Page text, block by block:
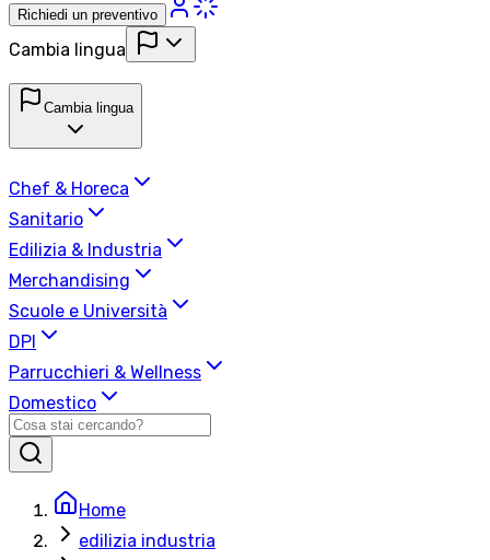
Richiedi un preventivo
Cambia lingua
Cambia lingua
Chef & Horeca
Sanitario
Edilizia & Industria
Merchandising
Scuole e Università
DPI
Parrucchieri & Wellness
Domestico
Home
edilizia industria